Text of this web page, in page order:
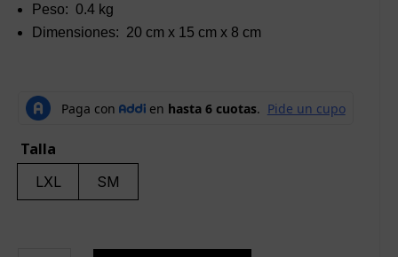
Peso: 0.4 kg
Dimensiones: 20 cm x 15 cm x 8 cm
Talla
LXL SM